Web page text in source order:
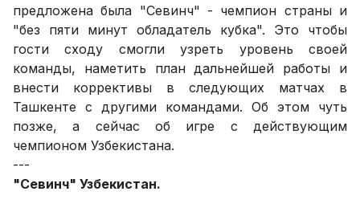
предложена была "Севинч" - чемпион страны и
"без пяти минут обладатель кубка". Это чтобы
гости сходу смогли узреть уровень своей
команды, наметить план дальнейшей работы и
внести коррективы в следующих матчах в
Ташкенте с другими командами. Об этом чуть
позже, а сейчас об игре с действующим
чемпионом Узбекистана.
---
"Севинч" Узбекистан.